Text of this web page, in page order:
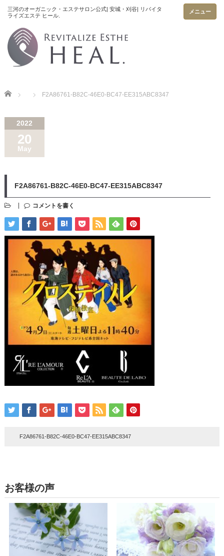
メニュー
Home F2A86761-B82C-46E0-BC47-EE315ABC8347
2022
20
May
F2A86761-B82C-46E0-BC47-EE315ABC8347
コメントを書く
F2A86761-B82C-46E0-BC47-EE315ABC8347
お客様の声